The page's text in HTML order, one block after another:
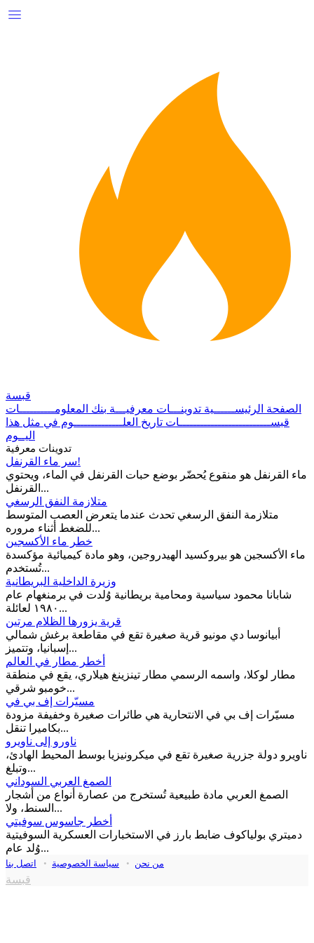
قبسة
الصفحة الرئيســــــية تدوينـــات معرفيـــة بنك المعلومــــــــــات
قبســــــــــــــــــــــــــات تاريخ العلــــــــــــــوم في مثل هذا
اليــوم
تدوينات معرفية
سر ماء القرنفل!
ماء القرنفل هو منقوع يُحضّر بوضع حبات القرنفل في الماء، ويحتوي
القرنفل...
متلازمة النفق الرسغي
متلازمة النفق الرسغي تحدث عندما يتعرض العصب المتوسط
للضغط أثناء مروره...
خطر ماء الأكسجين
ماء الأكسجين هو بيروكسيد الهيدروجين، وهو مادة كيميائية مؤكسدة
تُستخدم...
وزيرة الداخلية البريطانية
شابانا محمود سياسية ومحامية بريطانية وُلدت في برمنغهام عام
١٩٨٠ لعائلة...
قرية يزورها الظلام مرتين
أبيانوسا دي مونيو قرية صغيرة تقع في مقاطعة برغش شمالي
إسبانيا، وتتميز...
أخطر مطار في العالم
مطار لوكلا، واسمه الرسمي مطار تينزينغ هيلاري، يقع في منطقة
خومبو شرقي...
مسيّرات إف بي في
مسيّرات إف بي في الانتحارية هي طائرات صغيرة وخفيفة مزودة
بكاميرا تنقل...
ناورو إلى ناويرو
ناويرو دولة جزرية صغيرة تقع في ميكرونيزيا بوسط المحيط الهادئ،
وتبلغ...
الصمغ العربي السوداني
الصمغ العربي مادة طبيعية تُستخرج من عصارة أنواع من أشجار
السنط، ولا...
أخطر جاسوس سوفيتي
دميتري بولياكوف ضابط بارز في الاستخبارات العسكرية السوفيتية
وُلد عام...
من نحن • سياسة الخصوصية • اتصل بنا
قبسة